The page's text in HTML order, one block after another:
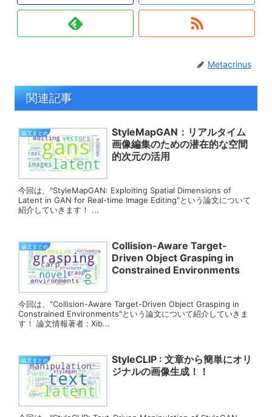
Metacrinus
関連記事
論文まとめ
StyleMapGAN：リアルタイム
画像編集のための潜在的な空間
的次元の活用
今回は、"StyleMapGAN: Exploiting Spatial Dimensions of
Latent in GAN for Real-time Image Editing"という論文について
紹介していきます！ ...
論文まとめ
Collision-Aware Target-
Driven Object Grasping in
Constrained Environments
今回は、"Collision-Aware Target-Driven Object Grasping in
Constrained Environments"という論文について紹介していきま
す！ 論文情報著者 : Xib...
論文まとめ
StyleCLIP : 文章から簡単にオリ
ジナルの画像生成！！